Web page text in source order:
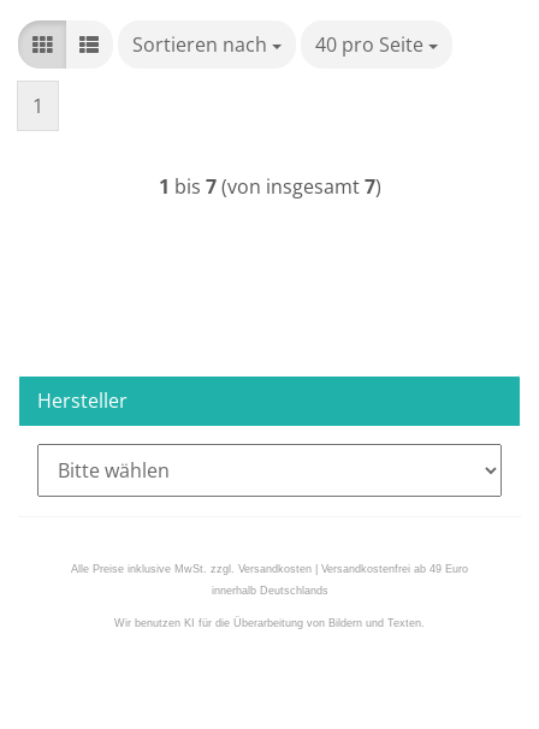
Sortieren nach
Sortieren nach 40 pro Seite
pro Seite
1
1 bis 7(von insgesamt7)
Hersteller
Alle Preise inklusive MwSt. zzgl. Versandkosten | Versandkostenfrei ab 49 Euro
innerhalb Deutschlands
Wir benutzen KI für die Überarbeitung von Bildern und Texten.